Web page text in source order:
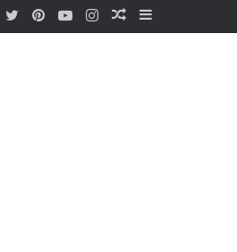
Article
Instagram
YouTube
Pinterest
Twitter
Facebook